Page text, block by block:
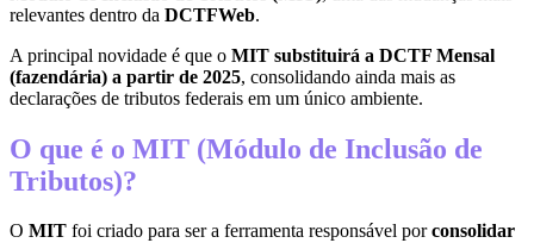
relevantes dentro da DCTFWeb.
A principal novidade é que o MIT substituirá a DCTF Mensal
(fazendária) a partir de 2025, consolidando ainda mais as
declarações de tributos federais em um único ambiente.
O que é o MIT (Módulo de Inclusão de
Tributos)?
O MIT foi criado para ser a ferramenta responsável porconsolidar